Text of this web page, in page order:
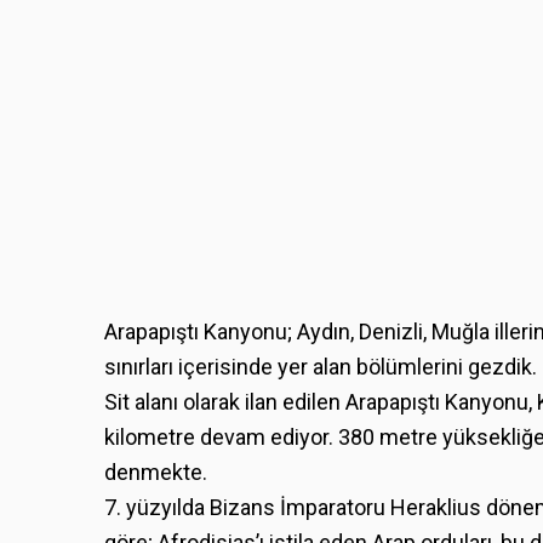
Arapapıştı Kanyonu; Aydın, Denizli, Muğla
sınırları içerisinde yer alan bölümlerini gezdik.
Sit alanı olarak ilan edilen Arapapıştı
kilometre devam ediyor. 380 metre
denmekte.
7. yüzyılda Bizans İmparatoru Heraklius